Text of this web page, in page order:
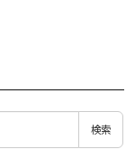
検索